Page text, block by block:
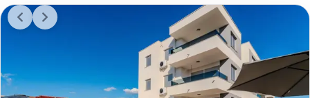
Seleccionar fechas…
HUÉSPEDES
OK